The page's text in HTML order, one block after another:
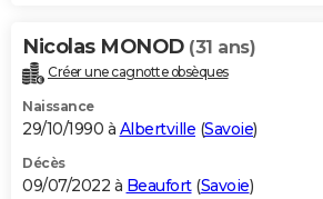
Nicolas MONOD (31 ans)
Créer une cagnotte obsèques
Naissance
29/10/1990 à Albertville (Savoie)
Décès
09/07/2022 à Beaufort(Savoie)